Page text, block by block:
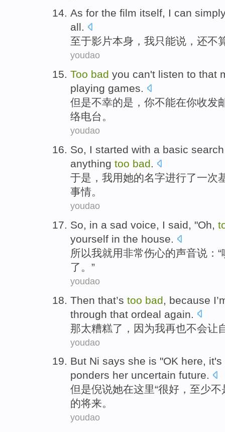
As for the film itself, I can
all.
至于影片本身 ， 我只能说 ， 还不
youdao
Too bad you can't listen to that
playing games.
但是不幸的是， 你不能在你收发
络电台。
youdao
So, I started with a basic search
anything too bad.
于是 ， 我用她的名字进行了一次
事情。
youdao
So, in a sad voice, I said, "Oh,
yourself in the house.
所以我就用非常伤心的声音说 ：“
了。”
youdao
Then that’s too bad because I
through that ordeal again.
那太糟糕了 ， 因为我再也不会让
youdao
But Ni says she is "OK here, it's
ponders her uncertain future.
但是倪说她在这里“很好 ，至少不
的将来。
youdao